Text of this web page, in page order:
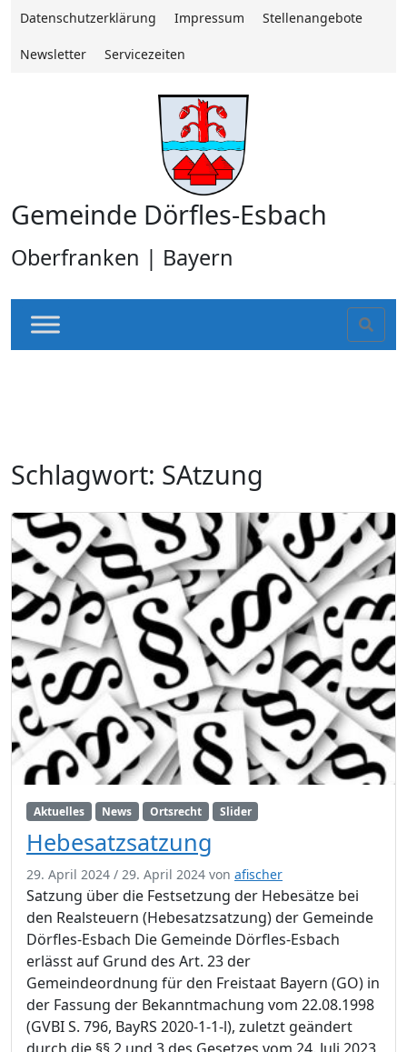
Datenschutzerklärung Impressum Stellenangebote
Newsletter Servicezeiten
Gemeinde Dörfles-Esbach
Oberfranken | Bayern
Schlagwort: SAtzung
Aktuelles News Ortsrecht Slider
Hebesatzsatzung
29. April 2024 / 29. April 2024 von afischer
Satzung über die Festsetzung der Hebesätze bei
den Realsteuern (Hebesatzsatzung) der Gemeinde
Dörfles-Esbach Die Gemeinde Dörfles-Esbach
erlässt auf Grund des Art. 23 der
Gemeindeordnung für den Freistaat Bayern (GO) in
der Fassung der Bekanntmachung vom 22.08.1998
(GVBI S. 796, BayRS 2020-1-1-l), zuletzt geändert